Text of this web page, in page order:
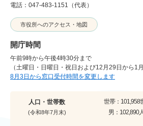
電話：047-483-1151（代表）
市役所へのアクセス・地図
開庁時間
午前9時から午後4時30分まで
（土曜日・日曜日・祝日および12月29日から1
8月3日から窓口受付時間を変更します
人口・世帯数
(令和8年7月末)
世帯： 101,958
男： 102,890